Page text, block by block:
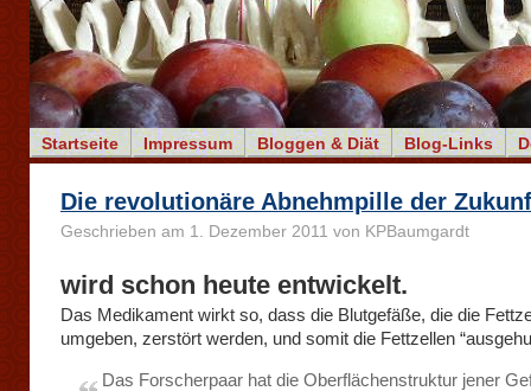
Startseite Impressum Bloggen & Diät Blog-Links
Die revolutionäre Abnehmpille der
Geschrieben am 1. Dezember 2011 von KPBaumgardt
wird schon heute entwickelt.
Das Medikament wirkt so, dass die Blutgefäße, die die
umgeben, zerstört werden, und somit die Fettzellen
Das Forscherpaar hat die Oberflächenstruktur jener